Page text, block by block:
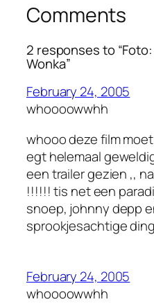
Comments
2 responses to
Wonka”
February 24, 2005
whoooowwhh
whooo deze film
egt helemaal
een trailer gezien ,,
!!!!!! tis net een
snoep, johnny depp
sprookjesachtige
February 24, 2005
whoooowwhh